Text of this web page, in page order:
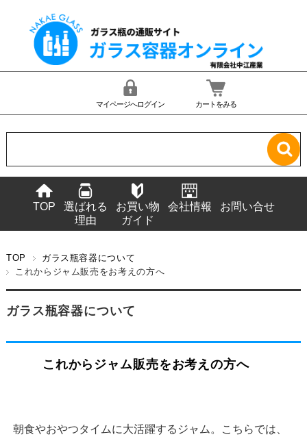
マイページへログイン カートをみる
TOP
選ばれる
理由
お買い物
ガイド
会社情報 お問い合せ
TOP
ガラス瓶容器について
これからジャム販売をお考えの方へ
ガラス瓶容器について
これからジャム販売をお考えの方へ
朝食やおやつタイムに大活躍するジャム。こちらでは、